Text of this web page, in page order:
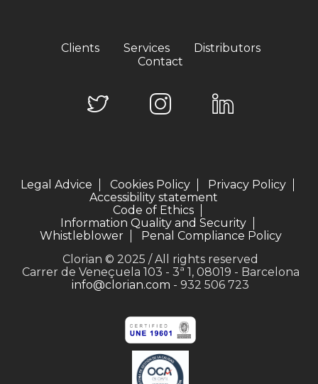
Clients Services
Distributors
Contact
Legal Advice Cookies Policy
Privacy Policy
Accessibility statement
Code of Ethics
Information Quality and Security
Whistleblower
Penal Compliance Policy
Clorian © 2025 / All rights reserved
Carrer de Veneçuela 103 - 3ª 1, 08019 - Barcelona
info@clorian.com - 932 506 723